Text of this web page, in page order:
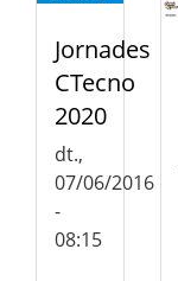
Jornades
CTecno
2020
dt.,
07/06/2016
-
08:15